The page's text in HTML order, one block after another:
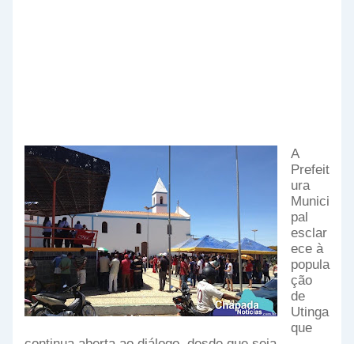
A
Prefeit
ura
Munici
pal
esclar
ece à
popula
ção
de
Utinga
que